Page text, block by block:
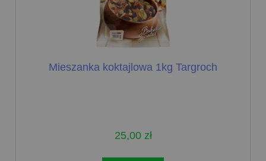
Mieszanka koktajlowa 1kg Targroch
25,00 zł